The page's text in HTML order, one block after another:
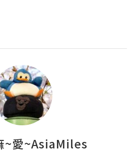
~愛~AsiaMiles